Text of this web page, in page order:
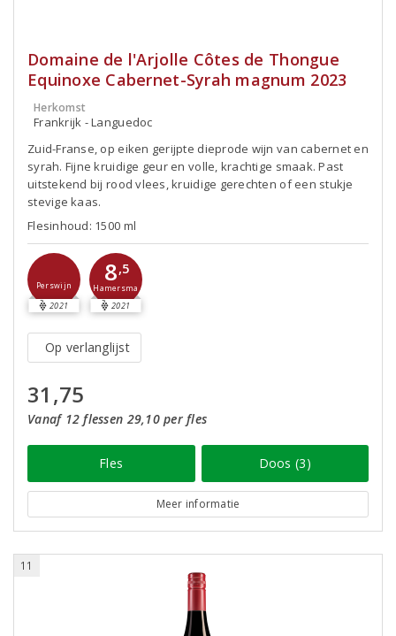
Domaine de l'Arjolle Côtes de Thongue
Equinoxe Cabernet-Syrah magnum 2023
Herkomst
Frankrijk - Languedoc
Zuid-Franse, op eiken gerijpte dieprode wijn van cabernet en
syrah. Fijne kruidige geur en volle, krachtige smaak. Past
uitstekend bij rood vlees, kruidige gerechten of een stukje
stevige kaas.
Flesinhoud: 1500 ml
Perswijn
2021
8,5
Hamersma
2021
Op verlanglijst
31,75
Vanaf 12 flessen 29,10 per fles
Fles Doos (3)
Meer informatie
11